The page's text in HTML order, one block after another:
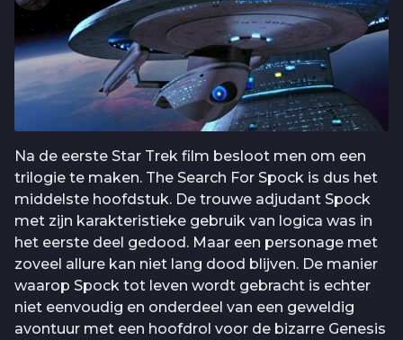
Na de eerste Star Trek film besloot men om een
trilogie te maken. The Search For Spock is dus het
middelste hoofdstuk. De trouwe adjudant Spock
met zijn karakteristieke gebruik van logica was in
het eerste deel gedood. Maar een personage met
zoveel allure kan niet lang dood blijven. De manier
waarop Spock tot leven wordt gebracht is echter
niet eenvoudig en onderdeel van een geweldig
avontuur met een hoofdrol voor de bizarre Genesis